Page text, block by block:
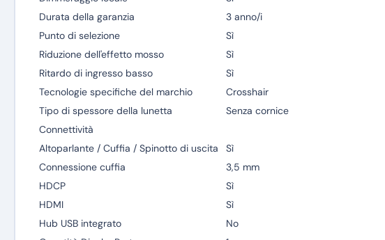
Durata della garanzia
3 anno/i
Punto di selezione
Sì
Riduzione dell'effetto mosso
Sì
Ritardo di ingresso basso
Sì
Tecnologie specifiche del marchio
Crosshair
Tipo di spessore della lunetta
Senza cornice
Connettività
Altoparlante / Cuffia / Spinotto di uscita
Sì
Connessione cuffia
3,5 mm
HDCP
Sì
HDMI
Sì
Hub USB integrato
No